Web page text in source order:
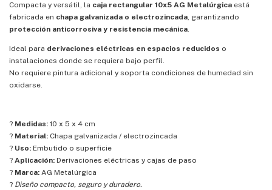
Compacta y versátil, la caja rectangular 10x5 AG Metalúrgica está
fabricada en chapa galvanizada o electrozincada, garantizando
protección anticorrosiva y resistencia mecánica.
Ideal para derivaciones eléctricas en espacios reducidos o
instalaciones donde se requiera bajo perfil.
No requiere pintura adicional y soporta condiciones de humedad sin
oxidarse.
? Medidas: 10 x 5 x 4 cm
? Material: Chapa galvanizada / electrozincada
? Uso: Embutido o superficie
? Aplicación: Derivaciones eléctricas y cajas de paso
? Marca: AG Metalúrgica
? Diseño compacto, seguro y duradero.